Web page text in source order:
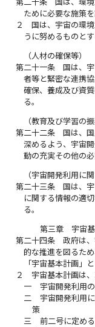
ために必要な施策
２
国は、宇宙の環
うに努めるものとす
（人材の確保等）
第二十一条
国は、
者等と緊密な連携
確保、養成及び資
る。
（教育及び学習の振
第二十二条
国は、
深めるよう、宇宙
動の充実その他の
（宇宙開発利用に
第二十三条
国は、
に関する情報の適
る。
第三章 宇宙
第二十四条
政府は
的な推進を図るた
「宇宙基本計画」
２
宇宙基本計画は
一
宇宙開発利用
二
宇宙開発利用
策
三
前二号に定め